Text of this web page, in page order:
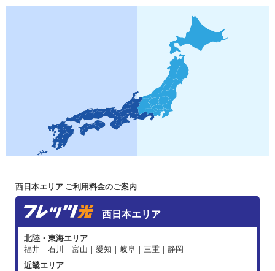
西日本エリア ご利用料金のご案内
西日本エリア
北陸・東海エリア
福井｜石川｜富山｜愛知｜岐阜｜三重｜静岡
近畿エリア